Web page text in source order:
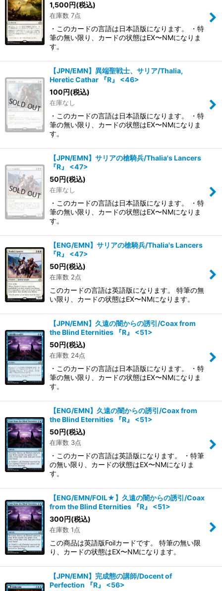
1,500円(税込)
在庫数 7点
・このカードの言語は日本語版になります。 ・特
筆の無い限り、カードの状態はEX〜NMになりま
す。
【JPN/EMN】異端聖戦士、サリア/Thalia,
Heretic Cathar 『R』 <46>
100円(税込)
在庫なし
・このカードの言語は日本語版になります。 ・特
筆の無い限り、カードの状態はEX〜NMになりま
す。
【JPN/EMN】サリアの槍騎兵/Thalia's Lancers
『R』 <47>
50円(税込)
在庫なし
・このカードの言語は日本語版になります。 ・特
筆の無い限り、カードの状態はEX〜NMになりま
す。
【ENG/EMN】サリアの槍騎兵/Thalia's Lancers
『R』 <47>
50円(税込)
在庫数 2点
このカードの言語は英語版になります。 特筆の無
い限り、カードの状態はEX〜NMになります。
【JPN/EMN】久遠の闇からの誘引/Coax from
the Blind Eternities 『R』 <51>
50円(税込)
在庫数 24点
・このカードの言語は日本語版になります。 ・特
筆の無い限り、カードの状態はEX〜NMになりま
す。
【ENG/EMN】久遠の闇からの誘引/Coax from
the Blind Eternities 『R』 <51>
50円(税込)
在庫数 3点
・このカードの言語は英語版になります。 ・特筆
の無い限り、カードの状態はEX〜NMになりま
す。
【ENG/EMN/FOIL★】久遠の闇からの誘引/Coax
from the Blind Eternities 『R』 <51>
300円(税込)
在庫数 1点
この商品は英語版Foilカードです。 特筆の無い限
り、カードの状態はEX〜NMになります。
【JPN/EMN】完成態の講師/Docent of
Perfection 『R』 <56>